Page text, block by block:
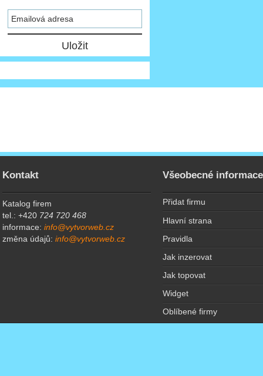
Kontakt
Katalog firem
tel.: +420 724 720 468
informace:info@vytvorweb.cz
změna údajů:info@vytvorweb.cz
Všeobecné informace
Přidat firmu
Hlavní strana
Pravidla
Jak inzerovat
Jak topovat
Widget
Oblíbené firmy